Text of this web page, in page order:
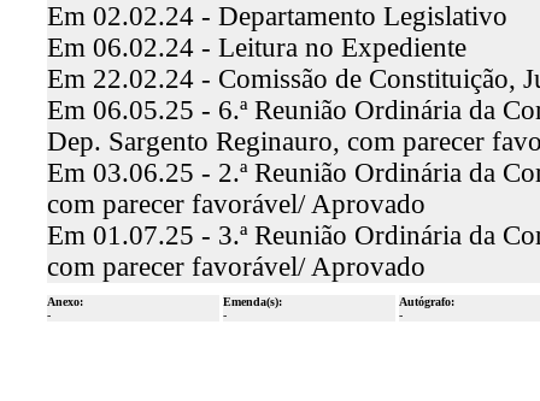
Em 02.02.24 - Departamento Legislativo
Em 06.02.24 - Leitura no Expediente
Em 22.02.24 - Comissão de Constituição,
Em 06.05.25 - 6.ª Reunião Ordinária da
Dep. Sargento Reginauro, com parecer
Em 03.06.25 - 2.ª Reunião Ordinária da
com parecer favorável/ Aprovado
Em 01.07.25 - 3.ª Reunião Ordinária da
com parecer favorável/ Aprovado
Anexo:
-
Emenda(s):
-
Autógrafo:
-